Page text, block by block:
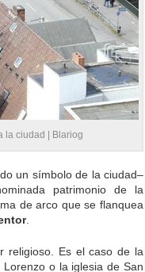
la ciudad | Blariog
un símbolo de la ciudad–
patrimonio de la
de arco que se flanquea
.
religioso. Es el caso de la
o la iglesia de San